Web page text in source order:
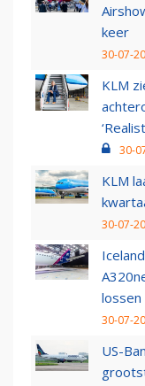
keer
30-07-
KLM
30-
KLM
30-07-
lossen
30-07-
US-